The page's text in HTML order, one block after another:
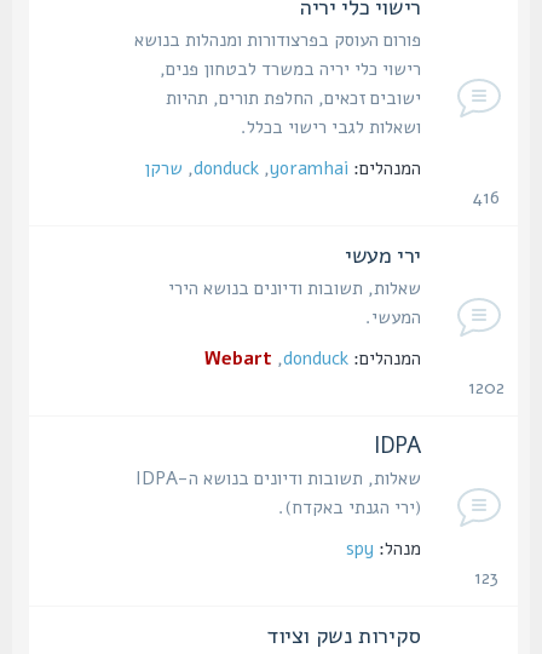
רישוי כלי יריה
פורום העוסק בפרצודורות ומנהלות בנושא
רישוי כלי יריה במשרד לבטחון פנים,
ישובים זכאים, החלפת תורים, תהיות
ושאלות לגבי רישוי בכלל.
המנהלים: yoramhai
,
donduck
,שרקן
ירי מעשי
שאלות, תשובות ודיונים בנושא הירי
המעשי.
המנהלים: donduck
,
Webart
IDPA
שאלות, תשובות ודיונים בנושא ה-IDPA
(ירי הגנתי באקדח).
מנהל: spy
סקירות נשק וציוד